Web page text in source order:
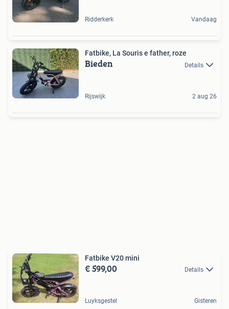
Ridderkerk Vandaag
Fatbike, La Souris e father, roze
Bieden Details
Rijswijk 2 aug 26
Fatbike V20 mini
€ 599,00 Details
Luyksgestel Gisteren